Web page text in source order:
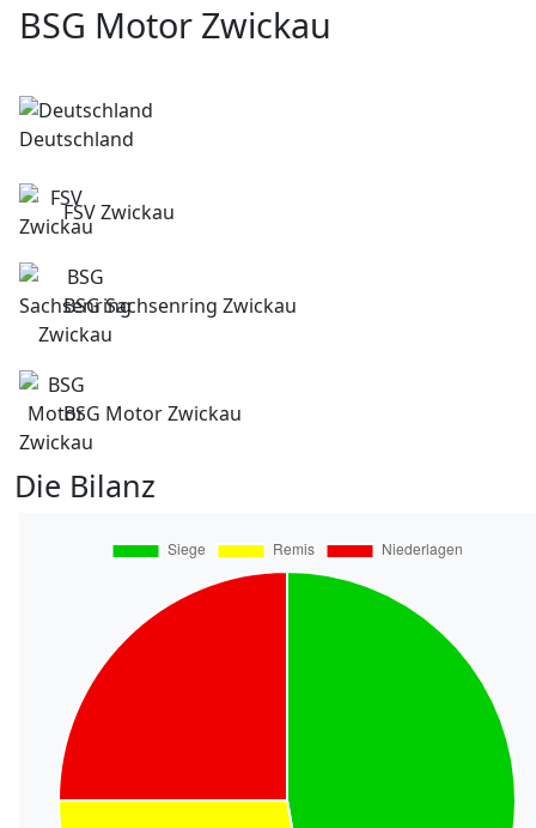
BSG Motor Zwickau
Deutschland
FSV Zwickau
BSG Sachsenring Zwickau
BSG Motor Zwickau
Die Bilanz